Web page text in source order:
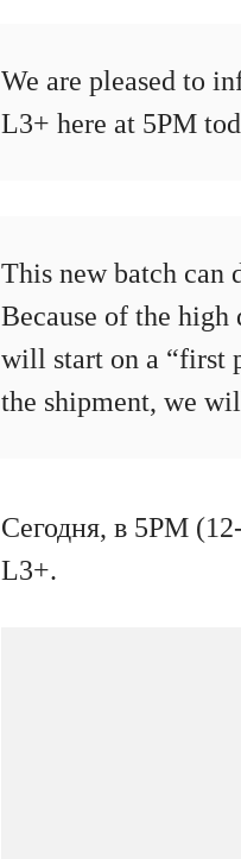
We are pleased to
L3+ here at 5PM
This new batch can
Because of the
will start on a “first
the shipment, we
Сегодня, в 5PM
L3+.